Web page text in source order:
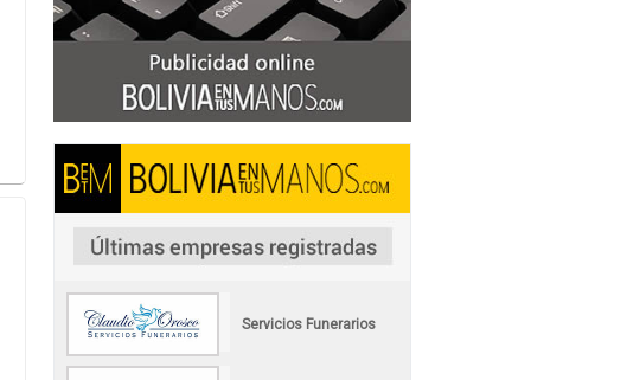
Servicios Funerarios